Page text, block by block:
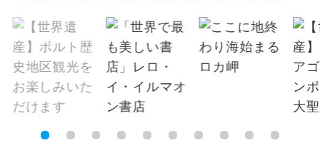
【その他諸税追加】
航空保険特別料金
2026/8/27 大人（12歳以上）3,200円、子供
（2歳以上12歳未満）3,200円予約・発券シス
テム手数料
北海道 旭川空港 リクエスト受付 10,000 円
愛知県
中部国際空港
リクエスト受付
大阪府
関西国際空港
リクエスト受付
円
大阪府 伊丹空港 リクエスト受付 5,000
全食事付き
事の心配はいりません。（機内食を除
く）
お部屋にてゆっくりとお召し上がりいた
だけます。
ホン
をじっくり聞くことができます。